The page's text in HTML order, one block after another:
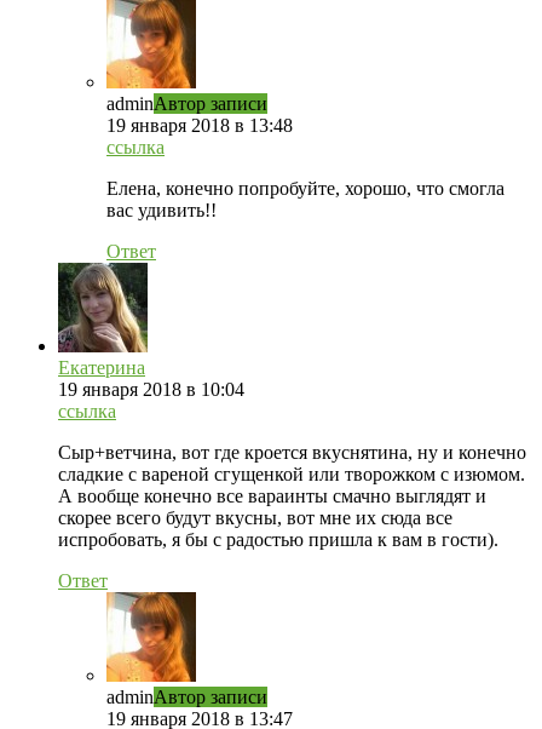
adminАвтор записи
19 января 2018 в 13:48
ссылка
Елена, конечно попробуйте, хорошо, что смогла
вас удивить!!
Ответ
Екатерина
19 января 2018 в 10:04
ссылка
Сыр+ветчина, вот где кроется вкуснятина, ну и конечно
сладкие с вареной сгущенкой или творожком с изюмом.
А вообще конечно все вараинты смачно выглядят и
скорее всего будут вкусны, вот мне их сюда все
испробовать, я бы с радостью пришла к вам в гости).
Ответ
adminАвтор записи
19 января 2018 в 13:47